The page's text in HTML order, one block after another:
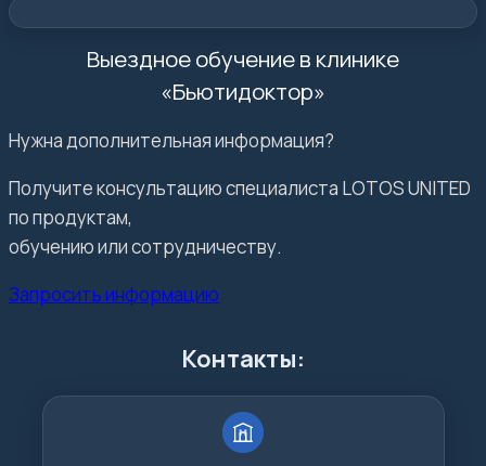
Выездное обучение в клинике
«Бьютидоктор»
Нужна дополнительная информация?
Получите консультацию специалиста LOTOS UNITED
по продуктам,
обучению или сотрудничеству.
Запросить информацию
Контакты: